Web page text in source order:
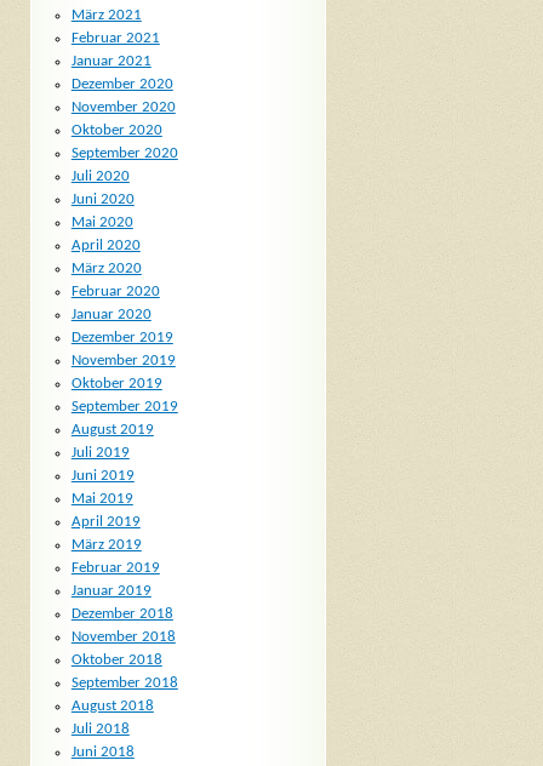
März 2021
Februar 2021
Januar 2021
Dezember 2020
November 2020
Oktober 2020
September 2020
Juli 2020
Juni 2020
Mai 2020
April 2020
März 2020
Februar 2020
Januar 2020
Dezember 2019
November 2019
Oktober 2019
September 2019
August 2019
Juli 2019
Juni 2019
Mai 2019
April 2019
März 2019
Februar 2019
Januar 2019
Dezember 2018
November 2018
Oktober 2018
September 2018
August 2018
Juli 2018
Juni 2018